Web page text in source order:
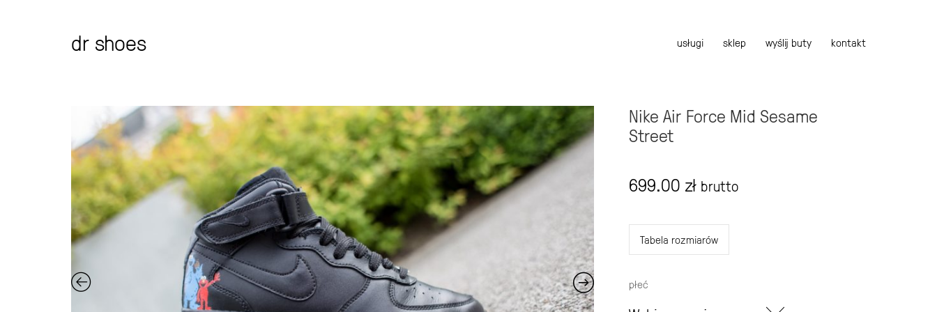
dr shoes usługi sklep wyślij buty kontakt
Nike Air Force Mid Sesame
Street
699.00 zł brutto
Tabela rozmiarów
płeć